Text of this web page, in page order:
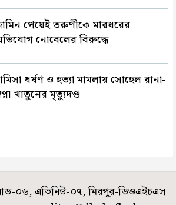
পেয়েই তরুণীকে মারধরের
নোবেলের বিরুদ্ধে
ধর্ষণ ও হত্যা মামলায় সোহেল রানা-
খাতুনের মৃত্যুদণ্ড
০৬, এভিনিউ-০৭, মিরপুর-ডিওএইচএস